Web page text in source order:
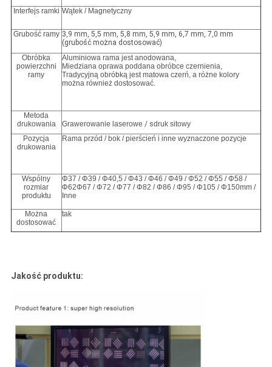
Interfejs ramki Wątek / Magnetyczny
Grubość ramy 3,9 mm, 5,5 mm, 5,8 mm, 5,9 mm, 6,7 mm, 7,0 mm
(grubość można dostosować)
Obróbka
powierzchni
ramy
Aluminiowa rama jest anodowana,
Miedziana oprawa poddana obróbce czernienia,
Tradycyjną obróbką jest matowa czerń, a różne kolory
można również dostosować.
Metoda
drukowania
Grawerowanie laserowe / sdruk sitowy
Pozycja
drukowania
Rama przód / bok / pierścień i inne wyznaczone pozycje
Wspólny
rozmiar
produktu
Φ37 / Φ39 / Φ40,5 / Φ43 / Φ46 / Φ49 / Φ52 / Φ55 / Φ58 /
Φ62Φ67 / Φ72 / Φ77 / Φ82 / Φ86 / Φ95 / Φ105 / Φ150mm /
Inne
Można
dostosować
tak
Jakość produktu: